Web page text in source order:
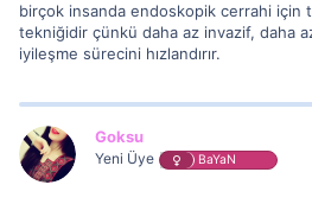
birçok insanda endoskopik cerrahi için
tekniğidir çünkü daha az invazif, daha
iyileşme sürecini hızlandırır.
Goksu
Yeni Üye BaYaN